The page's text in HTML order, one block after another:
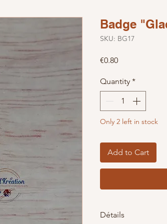
Badge
SKU: BG17
€0.80Price
Quantity *
Only 2 left in stock
Add to Cart
Détails